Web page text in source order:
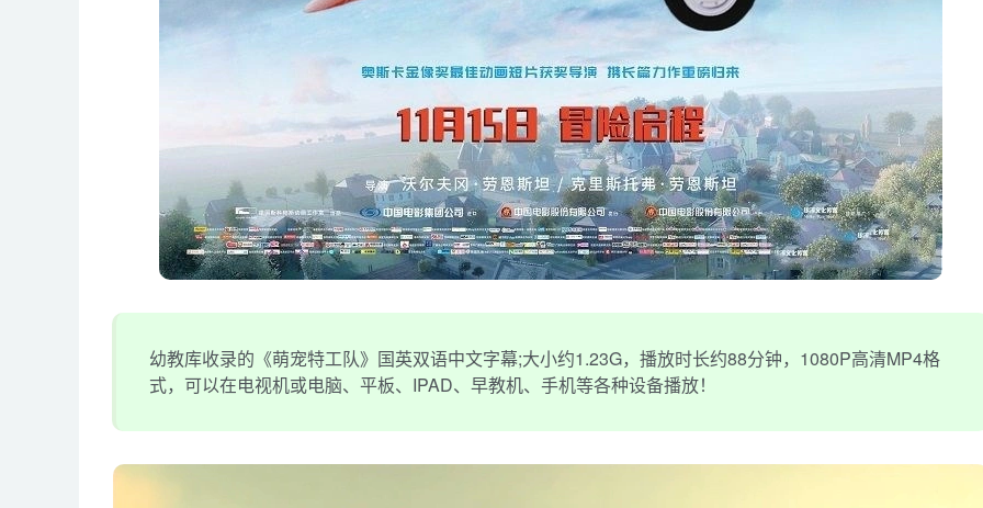
幼教库收录的《萌宠特工队》国英双语中文字幕;大小约1.23G，播放时长约88分钟，1080P高清MP4格
式，可以在电视机或电脑、平板、IPAD、早教机、手机等各种设备播放！